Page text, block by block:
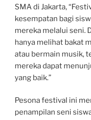
SMA di Jakarta,
kesempatan bagi
mereka melalui seni.
hanya melihat bakat
atau bermain musik,
mereka dapat
yang baik.”
Pesona festival ini
penampilan seni